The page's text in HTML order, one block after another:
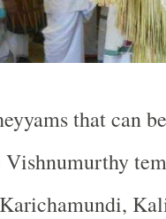
that can